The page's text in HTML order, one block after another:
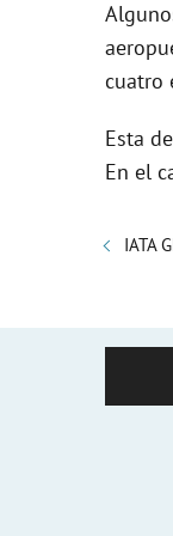
cuatro
Esta
En el
IATA